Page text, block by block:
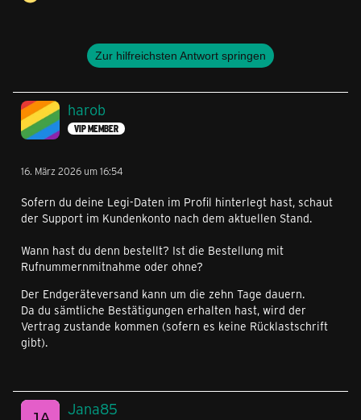
Zur hilfreichsten Antwort springen
harob
VIP MEMBER
16. März 2026 um 16:54
Sofern du deine Legi-Daten im Profil hinterlegt hast, schaut
der Support im Kundenkonto nach dem aktuellen Stand.
Wann hast du denn bestellt? Ist die Bestellung mit
Rufnummernmitnahme oder ohne?
Der Endgeräteversand kann um die zehn Tage dauern.
Da du sämtliche Bestätigungen erhalten hast, wird der
Vertrag zustande kommen (sofern es keine Rücklastschrift
gibt).
Jana85